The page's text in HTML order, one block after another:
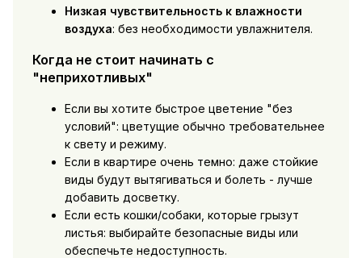
Низкая чувствительность к влажности
воздуха: без необходимости увлажнителя.
Когда не стоит начинать с
"неприхотливых"
Если вы хотите быстрое цветение "без
условий": цветущие обычно требовательнее
к свету и режиму.
Если в квартире очень темно: даже стойкие
виды будут вытягиваться и болеть - лучше
добавить досветку.
Если есть кошки/собаки, которые грызут
листья: выбирайте безопасные виды или
обеспечьте недоступность.